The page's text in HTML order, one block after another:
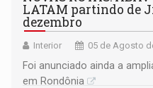
LATAM partindo de
dezembro
Interior 05 de Agosto
Foi anunciado ainda a
em Rondônia